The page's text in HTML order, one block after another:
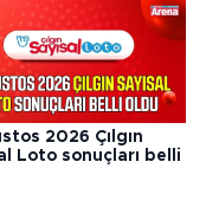
2026 Çılgın
Loto sonuçları belli